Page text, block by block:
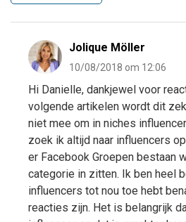
Jolique Möller
10/08/2018 om 12:06
Hi Danielle, dankjewel voor
volgende artikelen wordt dit
niet mee om in niches
zoek ik altijd naar influencers
er Facebook Groepen bestaan
categorie in zitten. Ik ben heel
influencers tot nou toe hebt
reacties zijn. Het is belangrijk